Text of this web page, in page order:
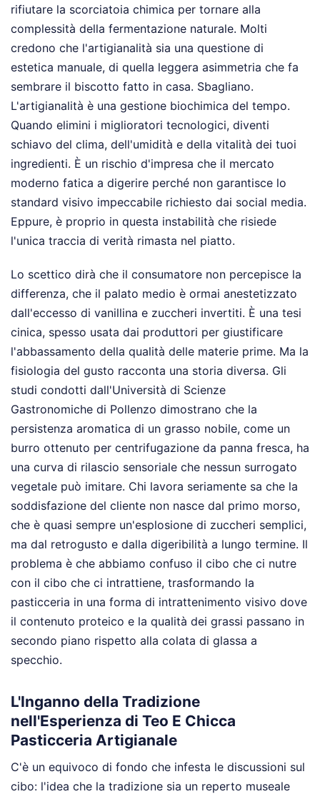
rifiutare la scorciatoia chimica per tornare alla
complessità della fermentazione naturale. Molti
credono che l'artigianalità sia una questione di
estetica manuale, di quella leggera asimmetria che fa
sembrare il biscotto fatto in casa. Sbagliano.
L'artigianalità è una gestione biochimica del tempo.
Quando elimini i miglioratori tecnologici, diventi
schiavo del clima, dell'umidità e della vitalità dei tuoi
ingredienti. È un rischio d'impresa che il mercato
moderno fatica a digerire perché non garantisce lo
standard visivo impeccabile richiesto dai social media.
Eppure, è proprio in questa instabilità che risiede
l'unica traccia di verità rimasta nel piatto.
Lo scettico dirà che il consumatore non percepisce la
differenza, che il palato medio è ormai anestetizzato
dall'eccesso di vanillina e zuccheri invertiti. È una tesi
cinica, spesso usata dai produttori per giustificare
l'abbassamento della qualità delle materie prime. Ma la
fisiologia del gusto racconta una storia diversa. Gli
studi condotti dall'Università di Scienze
Gastronomiche di Pollenzo dimostrano che la
persistenza aromatica di un grasso nobile, come un
burro ottenuto per centrifugazione da panna fresca, ha
una curva di rilascio sensoriale che nessun surrogato
vegetale può imitare. Chi lavora seriamente sa che la
soddisfazione del cliente non nasce dal primo morso,
che è quasi sempre un'esplosione di zuccheri semplici,
ma dal retrogusto e dalla digeribilità a lungo termine. Il
problema è che abbiamo confuso il cibo che ci nutre
con il cibo che ci intrattiene, trasformando la
pasticceria in una forma di intrattenimento visivo dove
il contenuto proteico e la qualità dei grassi passano in
secondo piano rispetto alla colata di glassa a
specchio.
L'Inganno della Tradizione
nell'Esperienza di Teo E Chicca
Pasticceria Artigianale
C'è un equivoco di fondo che infesta le discussioni sul
cibo: l'idea che la tradizione sia un reperto museale